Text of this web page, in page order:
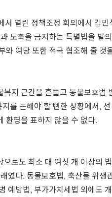
서 열린 정책조정 회의에서 김
도축을 금지하는 특별법을 발
와 여당 또한 적극 협조해 줄 것
복지 근간을 흔들고 동물보호법
를 논해야 할 뻔한 상황에서,
환영을 표하지 않을 수 없다.
으로도 최소 대 여섯 개 이상의
였다. 동물보호법, 축산물 위
예방법, 부가가치세법 외에도